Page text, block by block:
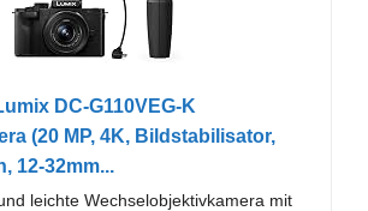
DC-G110VEG-K
(20 MP, 4K, Bildstabilisator,
12-32mm...
leichte Wechselobjektivkamera mit